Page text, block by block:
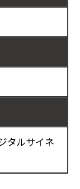
タルサイネ